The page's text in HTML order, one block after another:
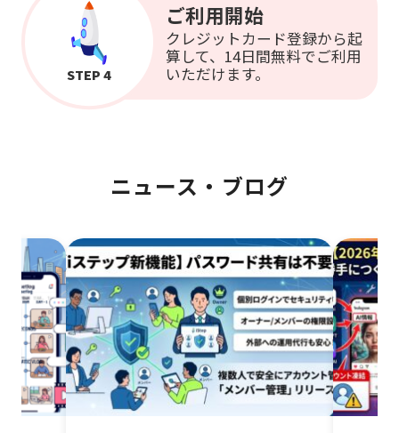
STEP 4
ご利用開始
クレジットカード登録から起
算して、14日間無料でご利用
いただけます。
ニュース・ブログ